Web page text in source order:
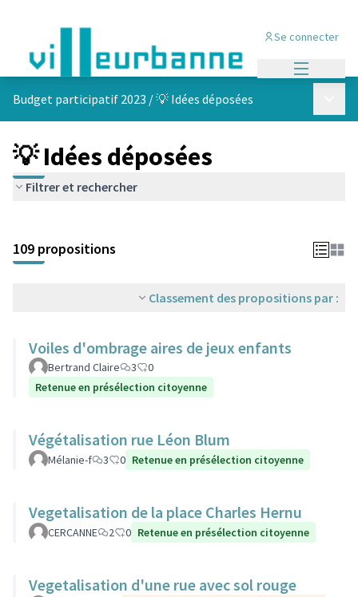
Se connecter
Budget participatif 2023 /💡 Idées déposées
💡 Idées déposées
Filtrer et rechercher
+
−
109 propositions
Classement des propositions par :
Voiles d'ombrage aires de jeux enfants
Bertrand Claire 3
0
Retenue en présélection citoyenne
Végétalisation rue Léon Blum
Mélanie-f 3 0 Retenue en présélection citoyenne
Vegetalisation de la place Charles Hernu
CERCANNE 2 0 Retenue en présélection citoyenne
Vegetalisation d'une rue avec sol rouge